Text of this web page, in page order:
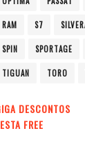
RAM S7
SPIN SPORTAGE
TIGUAN TORO
DESCONTOS
FREE